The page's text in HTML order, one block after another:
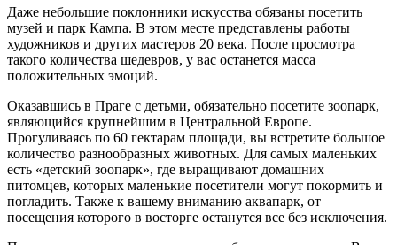
Даже небольшие поклонники искусства обязаны посетить
музей и парк Кампа. В этом месте представлены работы
художников и других мастеров 20 века. После просмотра
такого количества шедевров, у вас останется масса
положительных эмоций.
Оказавшись в Праге с детьми, обязательно посетите зоопарк,
являющийся крупнейшим в Центральной Европе.
Прогуливаясь по 60 гектарам площади, вы встретите большое
количество разнообразных животных. Для самых маленьких
есть «детский зоопарк», где выращивают домашних
питомцев, которых маленькие посетители могут покормить и
погладить. Также к вашему вниманию аквапарк, от
посещения которого в восторге останутся все без исключения.